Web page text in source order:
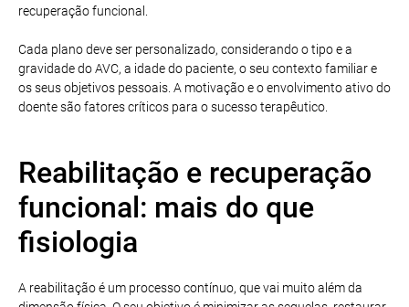
recuperação funcional.
Cada plano deve ser personalizado, considerando o tipo e a
gravidade do AVC, a idade do paciente, o seu contexto familiar e
os seus objetivos pessoais. A motivação e o envolvimento ativo do
doente são fatores críticos para o sucesso terapêutico.
Reabilitação e recuperação
funcional: mais do que
fisiologia
A reabilitação é um processo contínuo, que vai muito além da